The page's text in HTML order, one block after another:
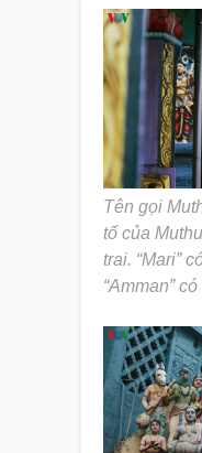
Tên gọi
tố của
trai. “Mari”
“Amman”